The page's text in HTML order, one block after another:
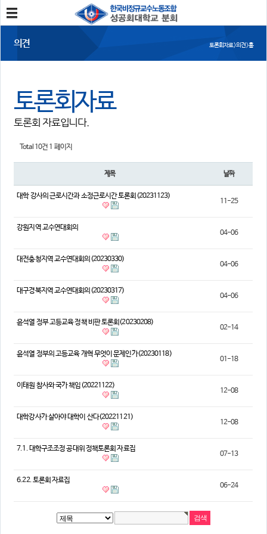
분회소개
소식
공지사항
자유게시판 건의사항
의견 토론회자료 > 의견 > 홈
토론회자료
토론회 자료입니다.
Total 10건 1 페이지
제목 날짜
대학 강사의 근로시간과 소정근로시간 토론회(20231123)
11-25
강원지역 교수연대회의
04-06
대전충청지역 교수연대회의(20230330)
04-06
대구경북지역 교수연대회의(20230317)
04-06
윤석열 정부 고등교육 정책 비판 토론회(20230208)
02-14
윤석열 정부의 고등교육 개혁 무엇이 문제인가(20230118)
01-18
이태원 참사와 국가 책임(20221122)
12-08
대학강사가 살아야 대학이 산다(20221121)
12-08
7.1. 대학구조조정 공대위 정책토론회 자료집
07-13
6.22. 토론회 자료집
06-24